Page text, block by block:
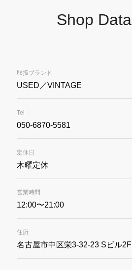
Shop Data
取扱ブランド
USED／VINTAGE
Tel
050-6870-5581
定休日
木曜定休
営業時間
12:00〜21:00
住所
名古屋市中区栄3-32-23 Sビル2F